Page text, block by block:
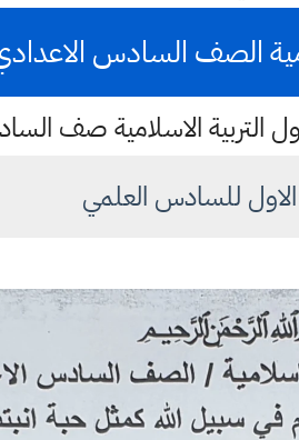
الصف السادس
التربية الاسلامية صف
الاول للسادس العلمي